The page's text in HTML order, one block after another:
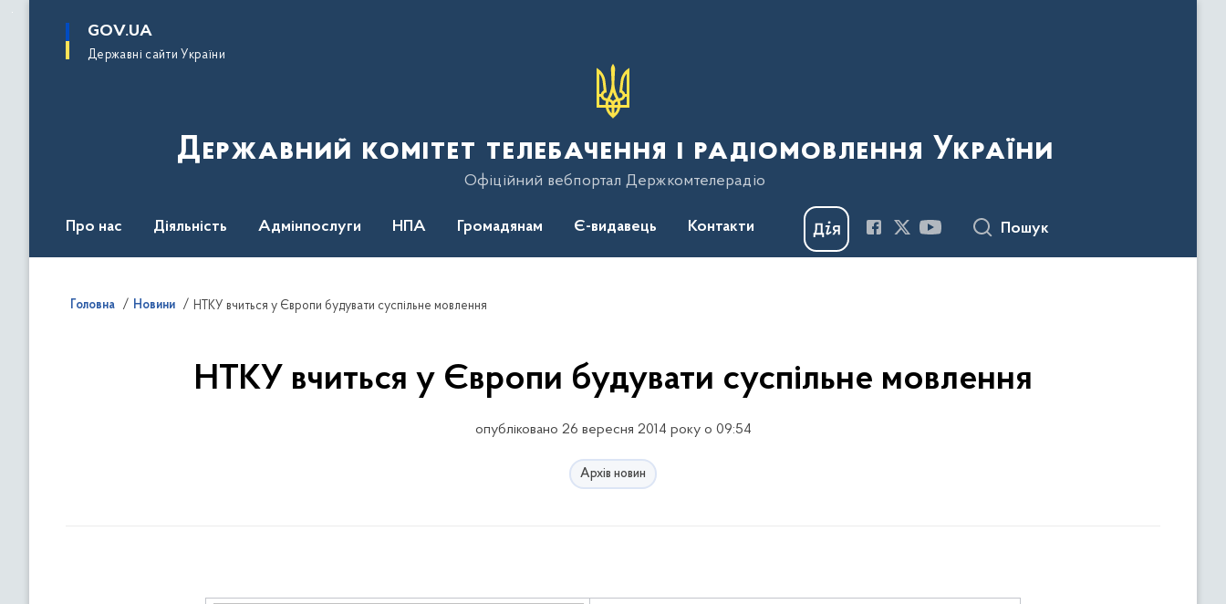
основного
GOV.UA
Державні сайти України
Державний комітет телебачення і радіомовлення України
Офіційний вебпортал Держкомтелерадіо
Про нас Діяльність Адмінпослуги НПА Громадянам Є-видавець Контакти Пошук
Головна Новини НТКУ вчиться у Європи будувати суспільне мовлення
НТКУ вчиться у Європи будувати суспільне мовлення
опубліковано 26 вересня 2014 року о 09:54
Архів новин